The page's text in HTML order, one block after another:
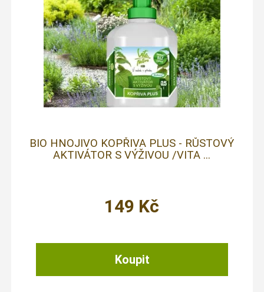
BIO HNOJIVO KOPŘIVA PLUS - RŮSTOVÝ
AKTIVÁTOR S VÝŽIVOU /VITA ...
149 Kč